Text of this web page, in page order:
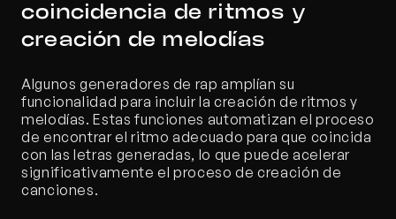
coincidencia de ritmos y
creación de melodías
Algunos generadores de rap amplían su
funcionalidad para incluir la creación de ritmos y
melodías. Estas funciones automatizan el proceso
de encontrar el ritmo adecuado para que coincida
con las letras generadas, lo que puede acelerar
significativamente el proceso de creación de
canciones.